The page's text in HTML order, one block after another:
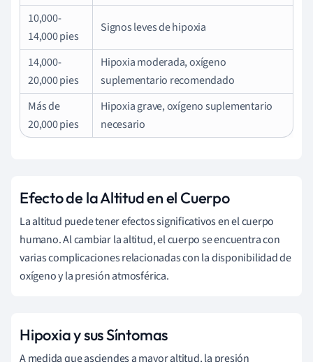
10,000-
14,000 pies
Signos leves de hipoxia
14,000-
20,000 pies
Hipoxia moderada, oxígeno
suplementario recomendado
Más de
20,000 pies
Hipoxia grave, oxígeno suplementario
necesario
Efecto de la Altitud en el Cuerpo
La altitud puede tener efectos significativos en el cuerpo
humano. Al cambiar la altitud, el cuerpo se encuentra con
varias complicaciones relacionadas con la disponibilidad de
oxígeno y la presión atmosférica.
Hipoxia y sus Síntomas
A medida que asciendes a mayor altitud, la presión